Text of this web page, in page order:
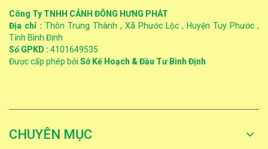
Công Ty TNHH CẢNH ĐÔNG HƯNG PHÁT
Địa chỉ : Thôn Trung Thành , Xã Phước Lộc , Huyện Tuy Phước ,
Tỉnh Bình Định
Số GPKD : 4101649535
Được cấp phép bởi Sở Kế Hoạch & Đầu Tư Bình Định
CHUYÊN MỤC